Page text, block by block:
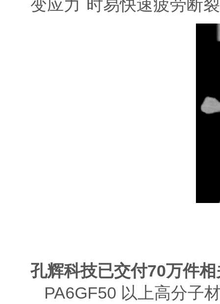
变应力 时易快速疲劳断
孔辉科技已交付70万件
PA6GF50 以上高分子